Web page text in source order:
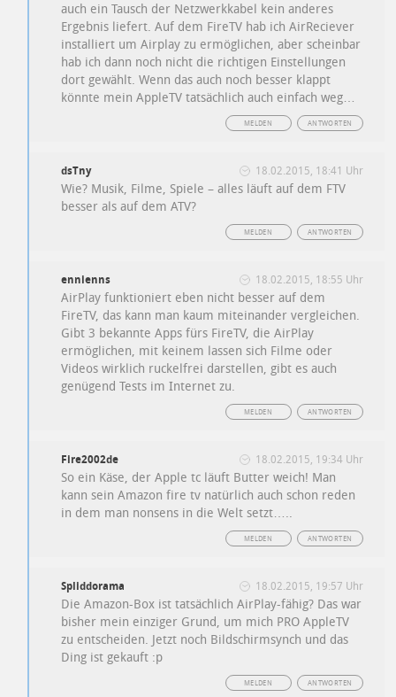
auch ein Tausch der Netzwerkkabel kein anderes
Ergebnis liefert. Auf dem FireTV hab ich AirReciever
installiert um Airplay zu ermöglichen, aber scheinbar
hab ich dann noch nicht die richtigen Einstellungen
dort gewählt. Wenn das auch noch besser klappt
könnte mein AppleTV tatsächlich auch einfach weg…
ANTWORTEN
MELDEN
dsTny 18.02.2015, 18:41 Uhr
Wie? Musik, Filme, Spiele – alles läuft auf dem FTV
besser als auf dem ATV?
ANTWORTEN
MELDEN
ennienns 18.02.2015, 18:55 Uhr
AirPlay funktioniert eben nicht besser auf dem
FireTV, das kann man kaum miteinander vergleichen.
Gibt 3 bekannte Apps fürs FireTV, die AirPlay
ermöglichen, mit keinem lassen sich Filme oder
Videos wirklich ruckelfrei darstellen, gibt es auch
genügend Tests im Internet zu.
ANTWORTEN
MELDEN
Fire2002de 18.02.2015, 19:34 Uhr
So ein Käse, der Apple tc läuft Butter weich! Man
kann sein Amazon fire tv natürlich auch schon reden
in dem man nonsens in die Welt setzt…..
ANTWORTEN
MELDEN
Spliddorama 18.02.2015, 19:57 Uhr
Die Amazon-Box ist tatsächlich AirPlay-fähig? Das war
bisher mein einziger Grund, um mich PRO AppleTV
zu entscheiden. Jetzt noch Bildschirmsynch und das
Ding ist gekauft :p
ANTWORTEN
MELDEN